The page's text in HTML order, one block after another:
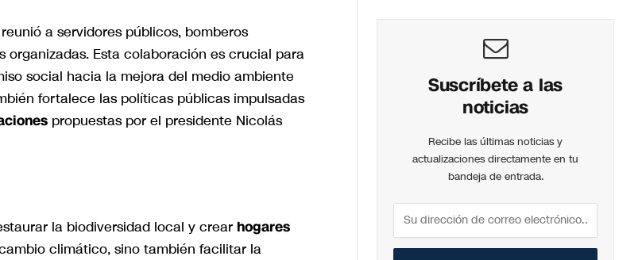
a servidores públicos, bomberos
Esta colaboración es crucial para
social hacia la mejora del medio ambiente
fortalece las políticas públicas impulsadas
propuestas por el presidente Nicolás
la biodiversidad local y crear hogares
climático, sino también facilitar la
Suscríbete a las
noticias
Recibe las últimas noticias y
actualizaciones directamente en tu
bandeja de entrada.